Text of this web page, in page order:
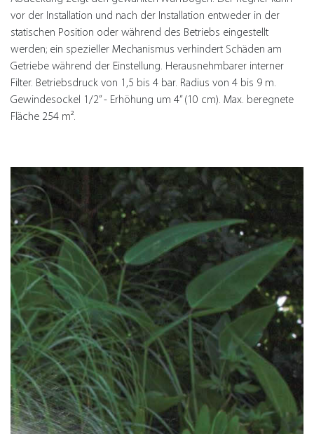
vor der Installation und nach der Installation entweder in der
statischen Position oder während des Betriebs eingestellt
werden; ein spezieller Mechanismus verhindert Schäden am
Getriebe während der Einstellung. Herausnehmbarer interner
Filter. Betriebsdruck von 1,5 bis 4 bar. Radius von 4 bis 9 m.
Gewindesockel 1/2” - Erhöhung um 4” (10 cm). Max. beregnete
Fläche 254 m².